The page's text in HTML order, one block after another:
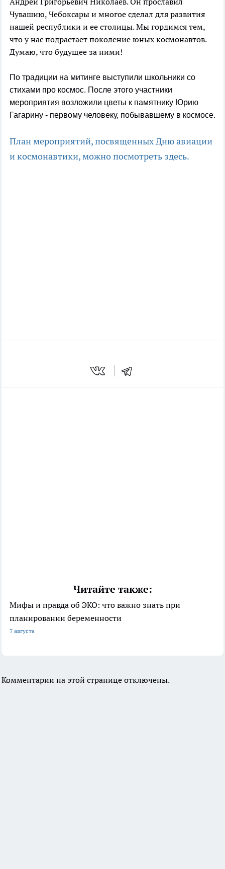
Чувашию, Чебоксары и многое сделал для развития
нашей республики и ее столицы. Мы гордимся тем,
что у нас подрастает поколение юных космонавтов.
Думаю, что будущее за ними!
По традиции на митинге выступили школьники со
стихами про космос. После этого участники
мероприятия возложили цветы к памятнику Юрию
Гагарину - первому человеку, побывавшему в космосе.
План мероприятий, посвященных Дню авиации
и космонавтики, можно посмотреть здесь.
Читайте также:
Мифы и правда об ЭКО: что важно знать при
планировании беременности
7 августа
Комментарии на этой странице отключены.